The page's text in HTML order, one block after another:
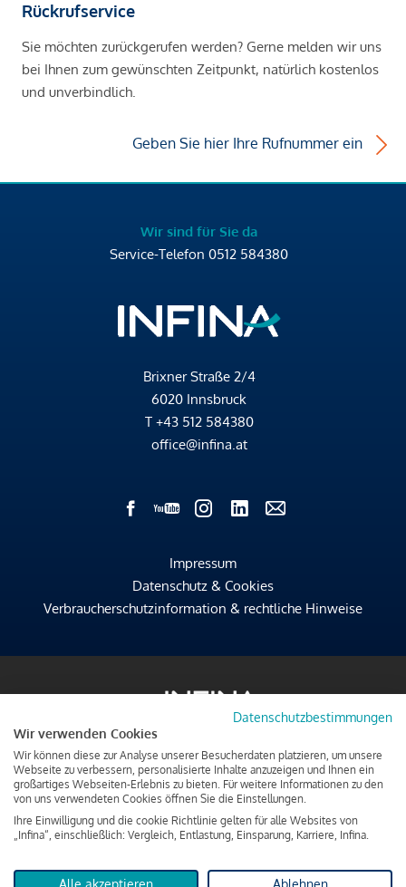
Rückrufservice
Sie möchten zurückgerufen werden? Gerne melden wir uns
bei Ihnen zum gewünschten Zeitpunkt, natürlich kostenlos
und unverbindlich.
Geben Sie hier Ihre Rufnummer ein
Wir sind für Sie da
Service-Telefon 0512 584380
Brixner Straße 2/4
6020 Innsbruck
T +43 512 584380
office@infina.at
Impressum
Datenschutz & Cookies
Verbraucherschutzinformation & rechtliche Hinweise
Datenschutzbestimmungen
Wir verwenden Cookies
Wir können diese zur Analyse unserer Besucherdaten platzieren, um unsere
Webseite zu verbessern, personalisierte Inhalte anzuzeigen und Ihnen ein
großartiges Webseiten-Erlebnis zu bieten. Für weitere Informationen zu den
von uns verwendeten Cookies öffnen Sie die Einstellungen.
Ihre Einwilligung und die cookie Richtlinie gelten für alle Websites von
„Infina“, einschließlich: Vergleich, Entlastung, Einsparung, Karriere, Infina.
Alle akzeptieren Ablehnen